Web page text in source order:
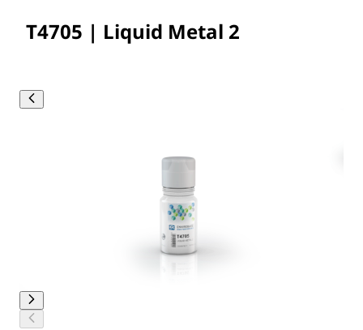
T4705 | Liquid Metal 2